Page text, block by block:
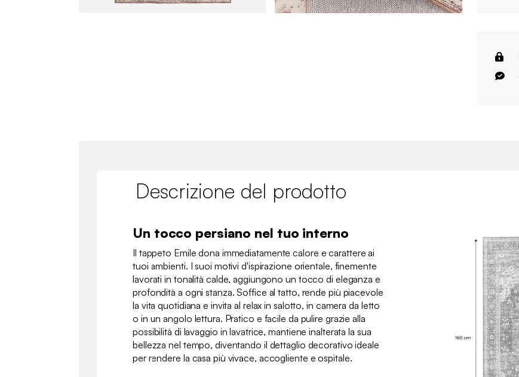
Descrizione del prodotto
Un tocco persiano nel tuo interno
Il tappeto Emile dona immediatamente calore e carattere ai
tuoi ambienti. I suoi motivi d'ispirazione orientale, finemente
lavorati in tonalità calde, aggiungono un tocco di eleganza e
profondità a ogni stanza. Soffice al tatto, rende più piacevole
la vita quotidiana e invita al relax in salotto, in camera da letto
o in un angolo lettura. Pratico e facile da pulire grazie alla
possibilità di lavaggio in lavatrice, mantiene inalterata la sua
bellezza nel tempo, diventando il dettaglio decorativo ideale
per rendere la casa più vivace, accogliente e ospitale.